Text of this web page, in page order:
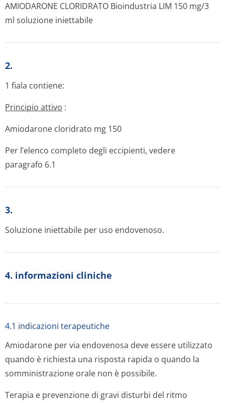
AMIODARONE CLORIDRATO Bioindustria LIM 150 mg/3
ml soluzione iniettabile
2.
1 fiala contiene:
Principio attivo :
Amiodarone cloridrato mg 150
Per l’elenco completo degli eccipienti, vedere
paragrafo 6.1
3.
Soluzione iniettabile per uso endovenoso.
4. informazioni cliniche
4.1 indicazioni terapeutiche
Amiodarone per via endovenosa deve essere utilizzato
quando è richiesta una risposta rapida o quando la
somministrazione orale non è possibile.
Terapia e prevenzione di gravi disturbi del ritmo